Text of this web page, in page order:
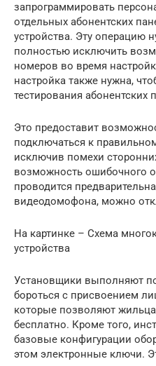
запрограммировать
отдельных абонентских
устройства. Эту операцию
полностью исключить
номеров во время
настройка также нужна,
тестирования абонентских
Это предоставит
подключаться к
исключив помехи
возможность ошибочного
проводится
видеодомофона, можно
На картинке – Схема
устройства
Установщики выполняют
бороться с присвоением
которые позволяют
бесплатно. Кроме того,
базовые конфигурации
этом электронные ключи.